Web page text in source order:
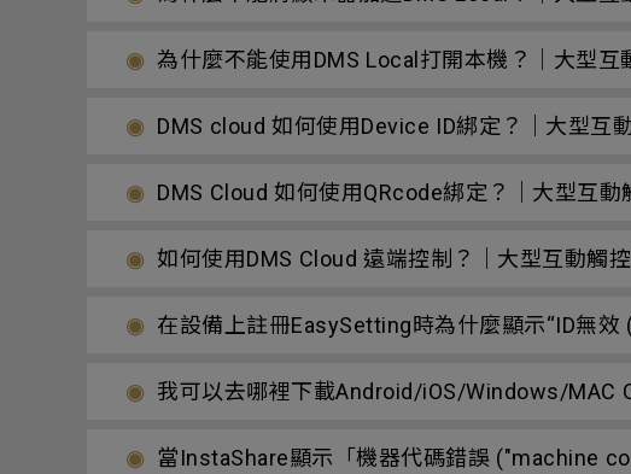
為什麼不能使用DMS Local打開本機？｜大型
DMS cloud 如何使用Device ID綁定？｜大型互
DMS Cloud 如何使用QRcode綁定？｜大型互
如何使用DMS Cloud 遠端控制？｜大型互動觸
在設備上註冊EasySetting時為什麼顯示“ID無
我可以去哪裡下載Android/iOS/Windows/MAC
當InstaShare顯示「機器代碼錯誤 ("machine